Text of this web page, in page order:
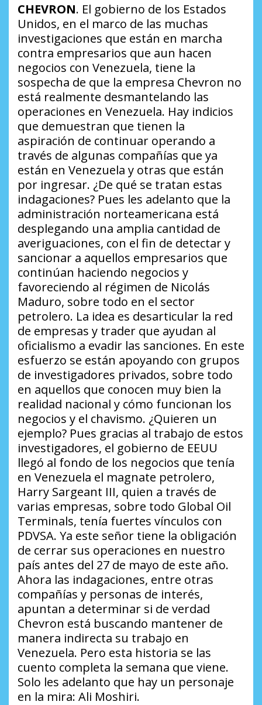
CHEVRON. El gobierno de los Estados
Unidos, en el marco de las muchas
investigaciones que están en marcha
contra empresarios que aun hacen
negocios con Venezuela, tiene la
sospecha de que la empresa Chevron no
está realmente desmantelando las
operaciones en Venezuela. Hay indicios
que demuestran que tienen la
aspiración de continuar operando a
través de algunas compañías que ya
están en Venezuela y otras que están
por ingresar. ¿De qué se tratan estas
indagaciones? Pues les adelanto que la
administración norteamericana está
desplegando una amplia cantidad de
averiguaciones, con el fin de detectar y
sancionar a aquellos empresarios que
continúan haciendo negocios y
favoreciendo al régimen de Nicolás
Maduro, sobre todo en el sector
petrolero. La idea es desarticular la red
de empresas y trader que ayudan al
oficialismo a evadir las sanciones. En este
esfuerzo se están apoyando con grupos
de investigadores privados, sobre todo
en aquellos que conocen muy bien la
realidad nacional y cómo funcionan los
negocios y el chavismo. ¿Quieren un
ejemplo? Pues gracias al trabajo de estos
investigadores, el gobierno de EEUU
llegó al fondo de los negocios que tenía
en Venezuela el magnate petrolero,
Harry Sargeant III, quien a través de
varias empresas, sobre todo Global Oil
Terminals, tenía fuertes vínculos con
PDVSA. Ya este señor tiene la obligación
de cerrar sus operaciones en nuestro
país antes del 27 de mayo de este año.
Ahora las indagaciones, entre otras
compañías y personas de interés,
apuntan a determinar si de verdad
Chevron está buscando mantener de
manera indirecta su trabajo en
Venezuela. Pero esta historia se las
cuento completa la semana que viene.
Solo les adelanto que hay un personaje
en la mira: Ali Moshiri.